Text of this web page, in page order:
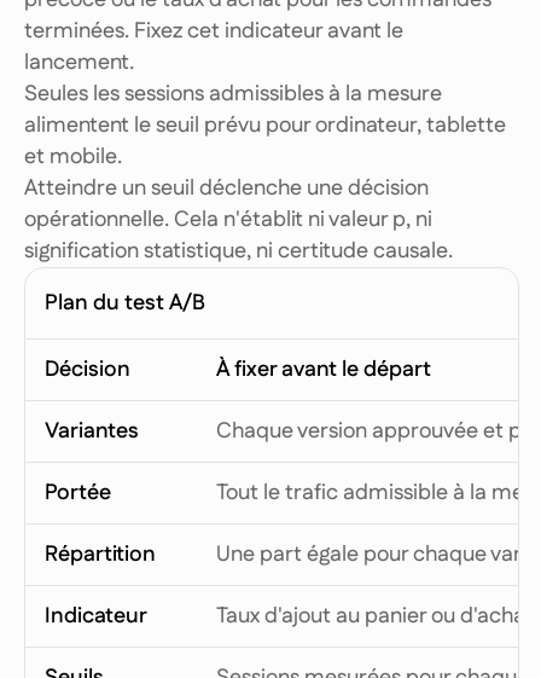
terminées. Fixez cet indicateur avant le
lancement.
Seules les sessions admissibles à la mesure
alimentent le seuil prévu pour ordinateur, tablette
et mobile.
Atteindre un seuil déclenche une décision
opérationnelle. Cela n'établit ni valeur p, ni
signification statistique, ni certitude causale.
Plan du test A/B
Décision
À fixer avant le départ
Variantes
Chaque version approuvée et
Portée
Tout le trafic admissible à la
Répartition
Une part égale pour chaque
Indicateur
Taux d'ajout au panier ou d'achat